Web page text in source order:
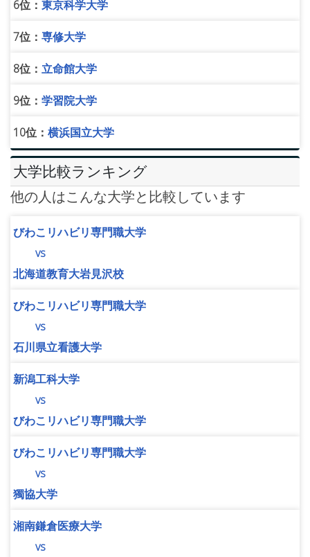
6位： 東京科学大学
7位： 専修大学
8位： 立命館大学
9位： 学習院大学
10位： 横浜国立大学
大学比較ランキング
他の人はこんな大学と比較しています
びわこリハビリ専門職大学
vs
北海道教育大岩見沢校
びわこリハビリ専門職大学
vs
石川県立看護大学
新潟工科大学
vs
びわこリハビリ専門職大学
びわこリハビリ専門職大学
vs
獨協大学
湘南鎌倉医療大学
vs